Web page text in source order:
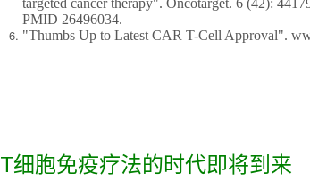
targeted cancer therapy". Oncotarget. 6 (42):
PMID 26496034.
"Thumbs Up to Latest CAR T-Cell Approval".
T细胞免疫疗法的时代即将到来